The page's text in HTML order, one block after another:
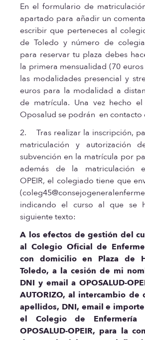
En el formulario de
apartado para añadir un
escribir que perteneces al
de Toledo y número de
para reservar tu plaza debes
la primera mensualidad (70
las modalidades presencial y
euros para la modalidad a
de matrícula. Una vez hecho
Oposalud se podrán en contacto
2. Tras realizar la inscripción,
matriculación y autorización
subvención en la matrícula por
además de la matriculación
OPEIR, el colegiado tiene que
indicando el curso al que se
siguiente texto:
A los efectos de gestión del
al Colegio Oficial de
con domicilio en Plaza de
Toledo, a la cesión de mi
DNI y email a OPOSALUD-
AUTORIZO, al intercambio de
apellidos, DNI, email e
el Colegio de
OPOSALUD-OPEIR, para la